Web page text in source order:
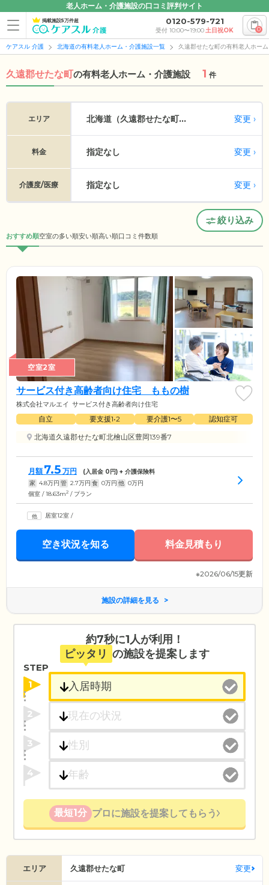
老人ホーム・介護施設の口コミ評判サイト
掲載施設5万件超 0120-579-721
受付 10:00〜19:00土日祝OK 0
ケアスル 介護 北海道の有料老人ホーム・介護施設一覧 久遠郡せたな町の有料老人ホー
久遠郡せたな町の有料老人ホーム・介護施設 1 件
エリア 北海道（久遠郡せたな町... 変更
料金 指定なし 変更
介護度/医療 指定なし 変更
絞り込み
おすすめ順空室の多い順安い順高い順口コミ件数順
空室2室
サービス付き高齢者向け住宅 ももの樹
株式会社マルエイ サービス付き高齢者向け住宅
自立 要支援1•2 要介護1〜5
認知症可
北海道久遠郡せたな町北檜山区豊岡139番7
月額 7.5 万円 (入居金 0円) + 介護保険料
家 4.8万円 管 2.7万円 食 0万円 他 0万円
個室 / 18.63m2 / プラン
居室12室 /
空き状況を知る 料金見積もり
※2026/06/15更新
施設の詳細を見る
約7秒に1人が利用！
ピッタリ の施設を提案します
STEP
1
2
3
4
最短1分 プロに施設を提案してもらう
エリア 久遠郡せたな町 変更